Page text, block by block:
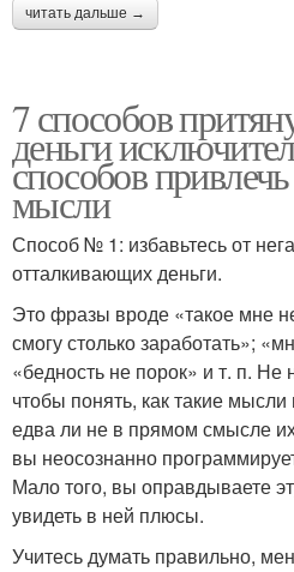
читать дальше →
7 способов
деньги
способов
мысли
Способ № 1: избавьтесь от
отталкивающих деньги.
Это фразы вроде «такое мне
смогу столько заработать»;
«бедность не порок» и т. п. Не
чтобы понять, как такие
едва ли не в прямом смысле
вы неосознанно
Мало того, вы оправдываете
увидеть в ней плюсы.
Учитесь думать правильно,